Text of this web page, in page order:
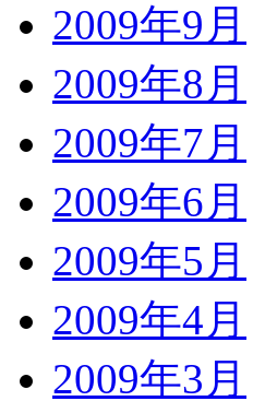
2009年9月
2009年8月
2009年7月
2009年6月
2009年5月
2009年4月
2009年3月